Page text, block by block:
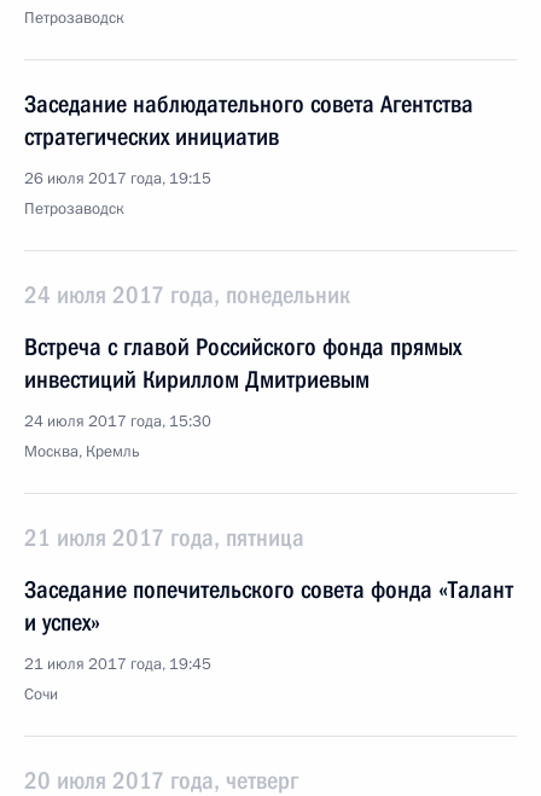
Петрозаводск
Заседание наблюдательного совета Агентства
стратегических инициатив
26 июля 2017 года, 19:15
Петрозаводск
24 июля 2017 года, понедельник
Встреча с главой Российского фонда прямых
инвестиций Кириллом Дмитриевым
24 июля 2017 года, 15:30
Москва, Кремль
21 июля 2017 года, пятница
Заседание попечительского совета фонда «Талант
и успех»
21 июля 2017 года, 19:45
Сочи
20 июля 2017 года, четверг